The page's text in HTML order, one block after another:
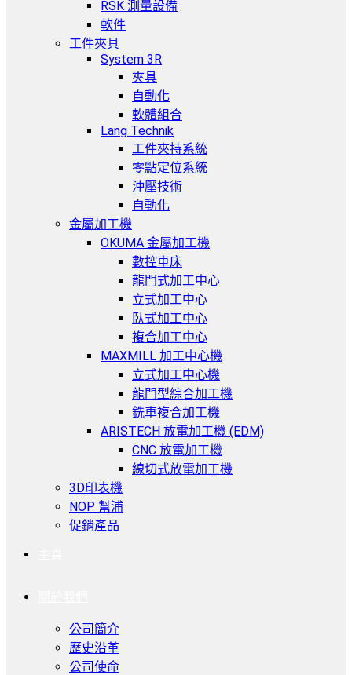
RSK 測量設備
軟件
工件夾具
System 3R
夾具
自動化
軟體組合
Lang Technik
工件夾持系統
零點定位系統
沖壓技術
自動化
金屬加工機
OKUMA 金屬加工機
數控車床
龍門式加工中心
立式加工中心
臥式加工中心
複合加工中心
MAXMILL 加工中心機
立式加工中心機
龍門型綜合加工機
銑車複合加工機
ARISTECH 放電加工機 (EDM)
CNC 放電加工機
線切式放電加工機
3D印表機
NOP 幫浦
促銷產品
公司簡介
歷史沿革
公司使命